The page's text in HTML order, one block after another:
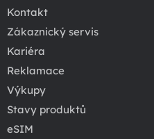
Kontakt
Zákaznický servis
Kariéra
Reklamace
Výkupy
Stavy produktů
eSIM